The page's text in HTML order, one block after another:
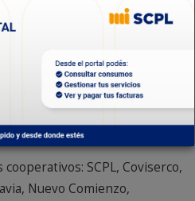
hago un llamado
gubernamentales
activas en apoyo a la acción
que las fomenten, para
contribuir al desarrollo
ciudades”.
SCPL, Coviserco,
Nuevo Comienzo,